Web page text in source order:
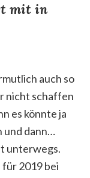
mit in
auch so
nicht schaffen
es könnte ja
und dann…
unterwegs.
für 2019 bei